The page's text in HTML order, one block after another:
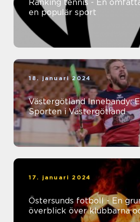
Ranking tennis - En
en populär sport
18. januari 2024
Västergötland Innebandy:
Sporten i Västergötland
17. januari 2024
Östersunds fotboll - En
överblick över klubbarna